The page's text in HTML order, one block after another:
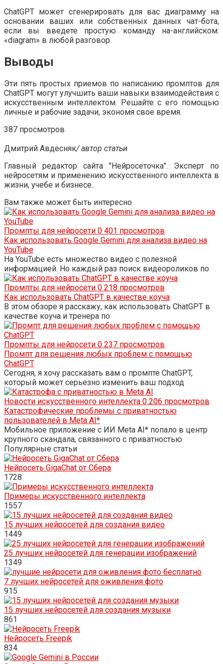
ChatGPT может сгенерировать для вас диаграмму на
основании ваших или собственных данных чат-бота,
если вы введете простую команду на-английском:
«diagram» в любой разговор.
Выводы
Эти пять простых приемов по написанию промптов для
ChatGPT могут улучшить ваши навыки взаимодействия с
искусственным интеллектом. Решайте с его помощью
личные и рабочие задачи, экономя свое время.
387 просмотров
Дмитрий Авдесняк/ автор статьи
Главный редактор сайта "Нейросеточка". Эксперт по
нейросетям и применению искусственного интеллекта в
жизни, учебе и бизнесе..
Вам также может быть интересно
Промпты для нейросети 0 401 просмотров
Как использовать Google Gemini для анализа видео на
YouTube
На YouTube есть множество видео с полезной
информацией. Но каждый раз поиск видеороликов по
Промпты для нейросети 0 218 просмотров
Как использовать ChatGPT в качестве коуча
В этом обзоре я расскажу, как использовать ChatGPT в
качестве коуча и тренера по
Промпты для нейросети 0 237 просмотров
Промпт для решения любых проблем с помощью
ChatGPT
Сегодня, я хочу рассказать вам о промпте ChatGPT,
который может серьезно изменить ваш подход
Новости искусственного интеллекта 0 206 просмотров
Катастрофические проблемы с приватностью
пользователей в Meta AI*
Мобильное приложение с ИИ Meta AI* попало в центр
крупного скандала, связанного с приватностью
Популярные статьи
Нейросеть GigaChat от Сбера
1728
Примеры искусственного интеллекта
1557
15 лучших нейросетей для создания видео
1449
25 лучших нейросетей для генерации изображений
1349
7 лучших нейросетей для оживления фото
915
15 лучших нейросетей для создания музыки
861
Нейросеть Freepik
834